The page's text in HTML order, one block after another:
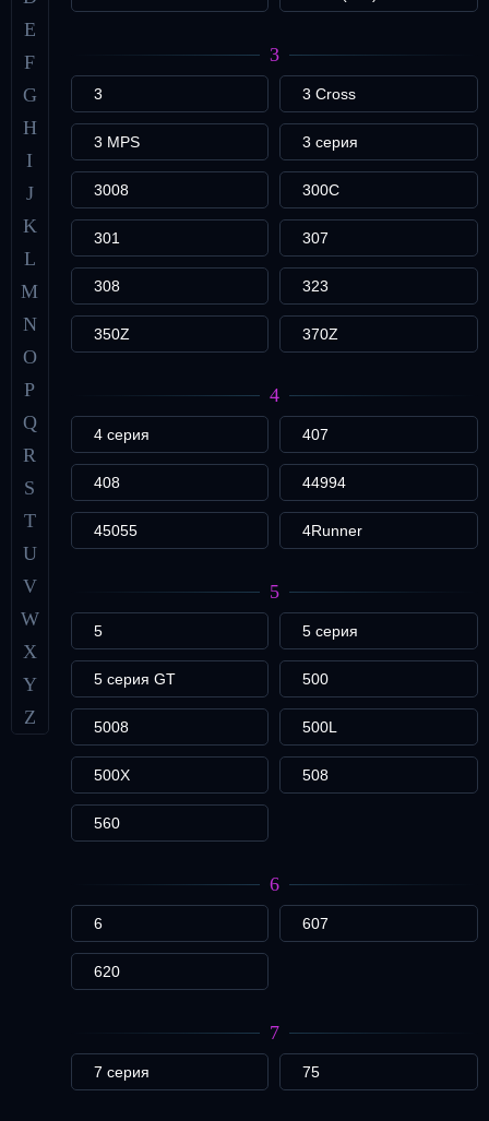
E
F
G
H
I
J
K
L
M
N
O
P
Q
R
S
T
U
V
W
X
Y
Z
3
3 3 Cross
3 MPS 3 серия
3008 300C
301 307
308 323
350Z 370Z
4
4 серия 407
408 44994
45055 4Runner
5
5 5 серия
5 серия GT 500
5008 500L
500X 508
560
6
6 607
620
7
7 серия 75